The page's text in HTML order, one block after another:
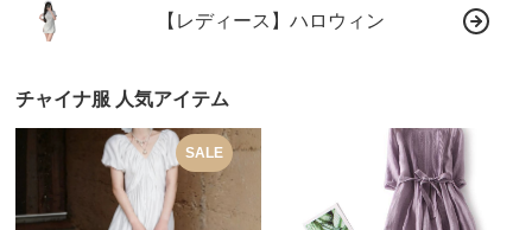
【レディース】ハロウィン
チャイナ服 人気アイテム
SALE